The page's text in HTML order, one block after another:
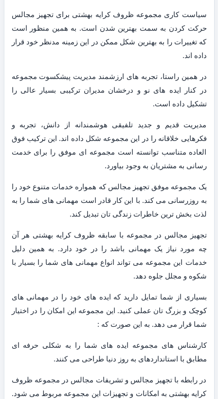
سیاست کاری مجموعه ظروف کرایه بهشتی برای تجهیز مجالس
حرکت کردن به سمت بهترین شدن است. به همین منظور است
که تغییرات را به بهترین شکل ممکن در این زمینه مدنظر خود قرار
داده اند.
در همین راستا، تجربه های ارزشمند مدیریت پیشکسوت مجموعه
در کنار ایده های نو و درخشان مدیران ترکیبی بسیار عالی را
تشکیل داده است.
مدیریت قدیم و جدید تلفیقی هوشمندانه از دانش، تجربه و
فکرهایی خلاقانه را در این مجموعه شکل داده اند. این ترکیب فوق
العاده متناسب توانسته است مجموعه ای موفق را برای خدمت
رسانی به مشتریان به وجود بیاورد.
یک مجموعه موفق تجهیز مجالس که همواره خدمات متنوع خود را
به روزرسانی می کند. با این کار قادر است مهمانی های شما را به
لذت بخش ترین خاطرات زندگی تان تبدیل کند.
تجهیز مجالس در مجموعه با سابقه ظروف کرایه بهشتی هر آن
چه مورد نیاز یک مهمانی باشد را در خود دارد. به همین دلیل
خدمات این مجموعه می تواند انواع مهمانی های شما را بسیار با
شکوه و مجلل جلوه دهد.
بسیاری از شما تمایل دارید که ایده های خود را در مهمانی های
کوچک و بزرگ تان عملی کنید. این مجموعه این امکان را در اختیار
شما قرار می دهد. به این صورت که :
کارشناس های مجموعه ایده های شما را به شکلی حرفه ای
مطابق با استانداردهای به روز دنیا طراحی می کنند.
در رابطه با تجهیز مجالس و تشریفات مجالس در مجموعه ظروف
کرایه بهشتی به امکانات و تجهیزات این مجموعه مربوط می شود.